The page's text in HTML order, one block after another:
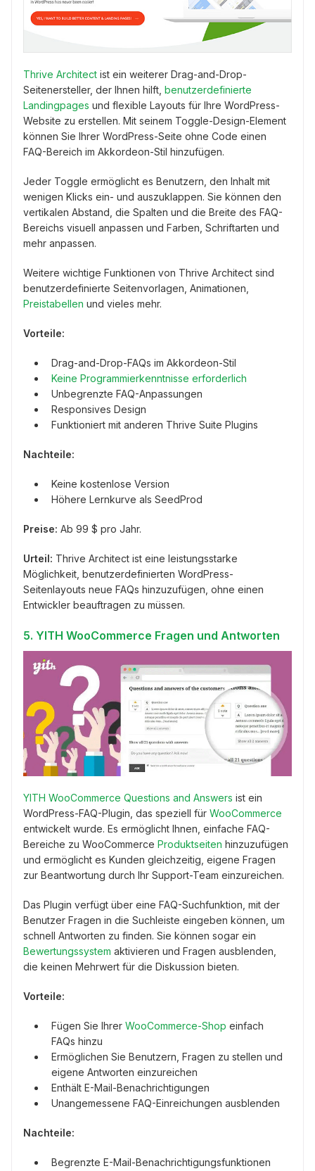
Thrive Architect ist ein weiterer Drag-and-Drop-
Seitenersteller, der Ihnen hilft, benutzerdefinierte
Landingpages und flexible Layouts für Ihre WordPress-
Website zu erstellen. Mit seinem Toggle-Design-Element
können Sie Ihrer WordPress-Seite ohne Code einen
FAQ-Bereich im Akkordeon-Stil hinzufügen.
Jeder Toggle ermöglicht es Benutzern, den Inhalt mit
wenigen Klicks ein- und auszuklappen. Sie können den
vertikalen Abstand, die Spalten und die Breite des FAQ-
Bereichs visuell anpassen und Farben, Schriftarten und
mehr anpassen.
Weitere wichtige Funktionen von Thrive Architect sind
benutzerdefinierte Seitenvorlagen, Animationen,
Preistabellen und vieles mehr.
Vorteile:
Drag-and-Drop-FAQs im Akkordeon-Stil
Keine Programmierkenntnisse erforderlich
Unbegrenzte FAQ-Anpassungen
Responsives Design
Funktioniert mit anderen Thrive Suite Plugins
Nachteile:
Keine kostenlose Version
Höhere Lernkurve als SeedProd
Preise: Ab 99 $ pro Jahr.
Urteil: Thrive Architect ist eine leistungsstarke
Möglichkeit, benutzerdefinierten WordPress-
Seitenlayouts neue FAQs hinzuzufügen, ohne einen
Entwickler beauftragen zu müssen.
5. YITH WooCommerce Fragen und Antworten
YITH WooCommerce Questions and Answers ist ein
WordPress-FAQ-Plugin, das speziell für WooCommerce
entwickelt wurde. Es ermöglicht Ihnen, einfache FAQ-
Bereiche zu WooCommerce Produktseiten hinzuzufügen
und ermöglicht es Kunden gleichzeitig, eigene Fragen
zur Beantwortung durch Ihr Support-Team einzureichen.
Das Plugin verfügt über eine FAQ-Suchfunktion, mit der
Benutzer Fragen in die Suchleiste eingeben können, um
schnell Antworten zu finden. Sie können sogar ein
Bewertungssystem aktivieren und Fragen ausblenden,
die keinen Mehrwert für die Diskussion bieten.
Vorteile:
Fügen Sie Ihrer WooCommerce-Shop einfach
FAQs hinzu
Ermöglichen Sie Benutzern, Fragen zu stellen und
eigene Antworten einzureichen
Enthält E-Mail-Benachrichtigungen
Unangemessene FAQ-Einreichungen ausblenden
Nachteile:
Begrenzte E-Mail-Benachrichtigungsfunktionen